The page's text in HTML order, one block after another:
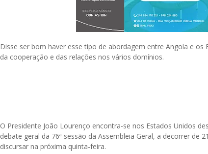
Disse ser bom haver esse tipo de abordagem entre Angola e os
da cooperação e das relações nos vários domínios.
O Presidente João Lourenço encontra-se nos Estados Unidos
debate geral da 76ª sessão da Assembleia Geral, a decorrer de
discursar na próxima quinta-feira.